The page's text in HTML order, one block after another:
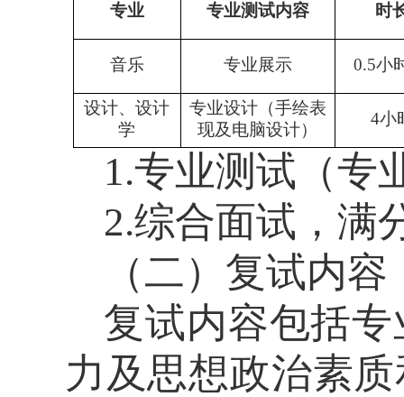
专业 专业测试内容 时
音乐 专业展示 0.5小
设计、设计
学
专业设计（手绘表
现及电脑设计）
4小
1.专业测试（专
2.综合面试，满
（二）复试内容
复试内容包括
力及思想政治素